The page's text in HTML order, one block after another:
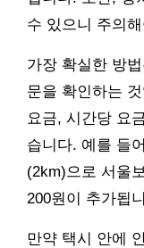
수 있으니 주의
가장 확실한 방
문을 확인하는
요금, 시간당 요
습니다. 예를 들
(2km)으로 서울
200원이 추가됩
만약 택시 안에